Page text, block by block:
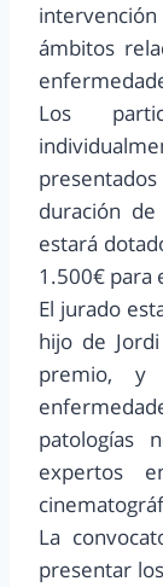
intervención
ámbitos
Los
duración
estará
1.500€ para
El jurado
hijo de
premio, y
patologías
expertos
La
presentar